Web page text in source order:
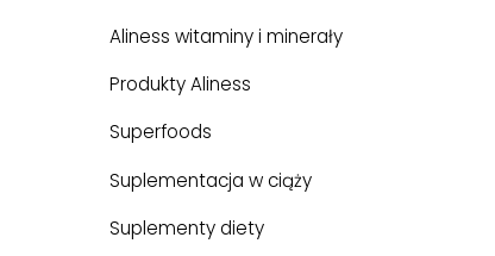
Aliness witaminy i minerały
Produkty Aliness
Superfoods
Suplementacja w ciąży
Suplementy diety